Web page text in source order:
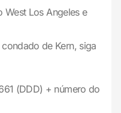
West Los Angeles e
de Kern, siga
(DDD) + número do